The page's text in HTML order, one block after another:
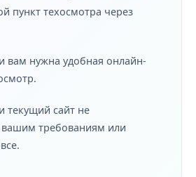
пункт техосмотра через
вам нужна удобная онлайн-
текущий сайт не
вашим требованиям или